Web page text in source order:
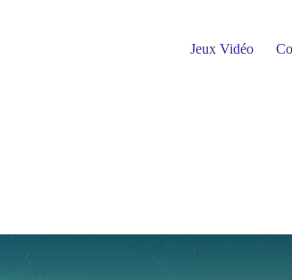
Jeux Vidéo